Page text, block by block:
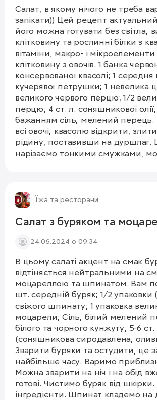
Салат, в якому нічого не треба
запікати)) Цей рецепт актуальний, оскільки
його можна готувати без світла,
клітковину та рослинні білки з
вітаміни, макро- і мікроелементи
клітковину з овочів. 1 банка червоної
консервованої квасолі; 1
кучерявої петрушки; 1 невелика
великого червого перцю; 1/2
перцю; 4 ст. л. соняшникової олії;
бажанням сіль, мелений перець. Приготувати
всі овочі, квасолю відкрити,
рідину, поставивши на дуршлаг.
нарізаємо тонкими смужками,
Акуратно перемішуємо, додаємо
Решту 2 ст.л олії. додаємо до
перемішуємо, тільки тепер
За потреби додаємо сіль,
Їжа та ресторани
Салат з буряком та
24.06.2024 о 09:34
В цьому салаті акцент на смак
відтіняється нейтральними на
моцареллою та шпинатом. Вам потрібно: 2
шт. середній буряк; 1/2 упаковки (35-40 грам)
свіжого шпинату; 1 упаковка
моцарели; Сіль, білий мелений
білого та чорного кунжуту; 5-6 ст. л.
(соняшникова сиродавлена,
Зварити буряки та остудити, це
найбільше часу. Варимо
Можна зварити на ніч і на обід
готові. Чистимо буряк від шкірки.
інгредієнти. Шпинат кладемо на